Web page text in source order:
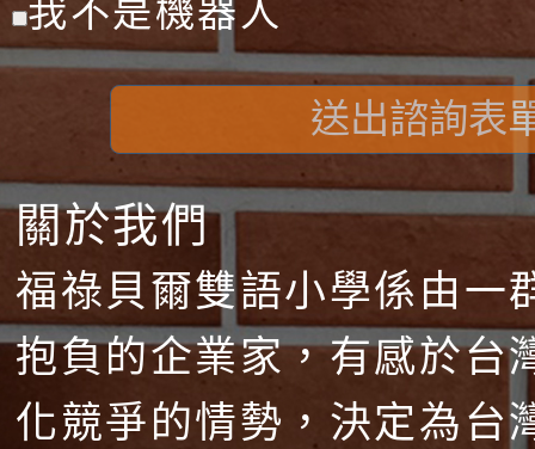
我不是機器人
送出諮詢表
關於我們
福祿貝爾雙語小學係由一
抱負的企業家，有感於台
化競爭的情勢，決定為台